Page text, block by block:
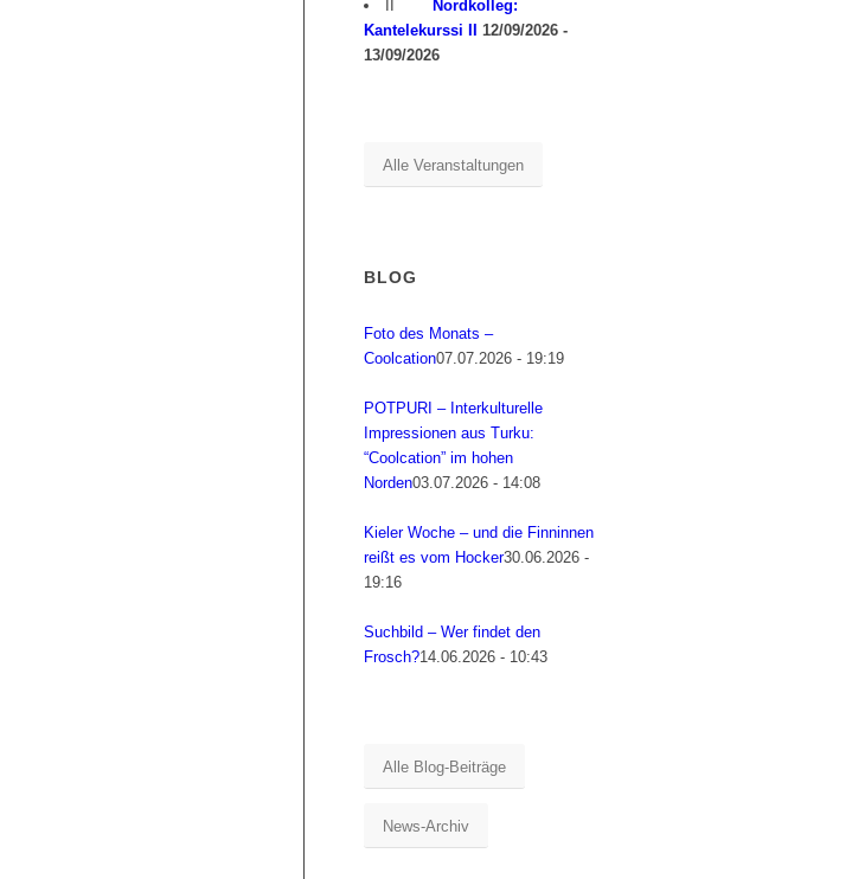
Nordkolleg:
Kantelekurssi II
12/09/2026 -
13/09/2026
Alle Veranstaltungen
BLOG
Foto des Monats –
Coolcation07.07.2026 - 19:19
POTPURI – Interkulturelle
Impressionen aus Turku:
“Coolcation” im hohen
Norden03.07.2026 - 14:08
Kieler Woche – und die Finninnen
reißt es vom Hocker30.06.2026 -
19:16
Suchbild – Wer findet den
Frosch?14.06.2026 - 10:43
Alle Blog-Beiträge
News-Archiv